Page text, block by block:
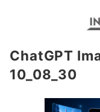
ChatGPT
10_08_30